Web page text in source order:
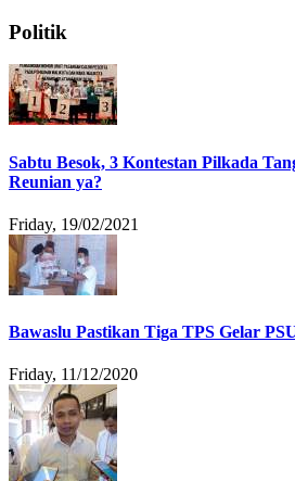
Politik
Sabtu Besok, 3 Kontestan Pilkada
Reunian ya?
Friday, 19/02/2021
Bawaslu Pastikan Tiga TPS Gelar
Friday, 11/12/2020